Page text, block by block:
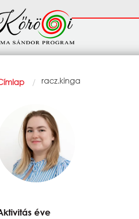
Current:
racz.kinga
éve